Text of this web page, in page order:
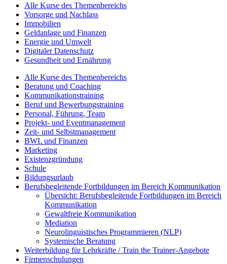
Alle Kurse des Themenbereichs
Vorsorge und Nachlass
Immobilien
Geldanlage und Finanzen
Energie und Umwelt
Digitaler Datenschutz
Gesundheit und Ernährung
Alle Kurse des Themenbereichs
Beratung und Coaching
Kommunikationstraining
Beruf und Bewerbungstraining
Personal, Führung, Team
Projekt- und Eventmanagement
Zeit- und Selbstmanagement
BWL und Finanzen
Marketing
Existenzgründung
Schule
Bildungsurlaub
Berufsbegleitende Fortbildungen im Bereich Kommunikation
Übersicht: Berufsbegleitende Fortbildungen im Bereich
Kommunikation
Gewaltfreie Kommunikation
Mediation
Neurolinguistisches Programmieren (NLP)
Systemische Beratung
Weiterbildung für Lehrkräfte / Train the Trainer-Angebote
Firmenschulungen